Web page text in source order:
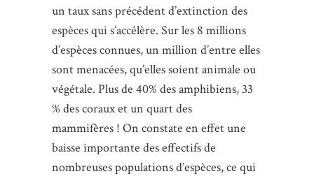
un taux sans précédent d’extinction des
espèces qui s’accélère. Sur les 8 millions
d’espèces connues, un million d’entre elles
sont menacées, qu’elles soient animale ou
végétale. Plus de 40% des amphibiens, 33
% des coraux et un quart des
mammifères ! On constate en effet une
baisse importante des effectifs de
nombreuses populations d’espèces, ce qui